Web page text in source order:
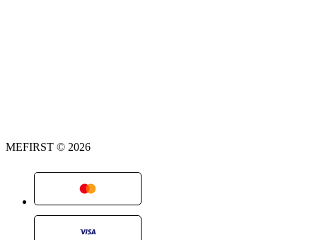
MEFIRST © 2026